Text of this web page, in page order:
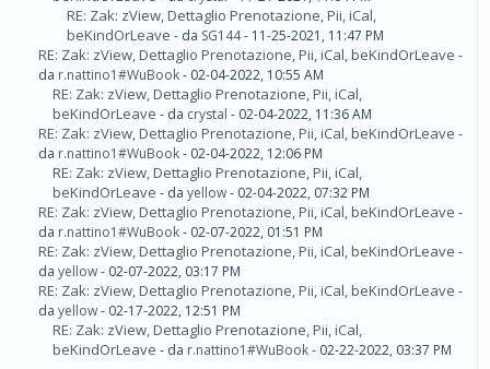
RE: Zak: zView, Dettaglio Prenotazione, Pii, iCal,
beKindOrLeave - da SG144- 11-25-2021, 11:47 PM
RE: Zak: zView, Dettaglio Prenotazione, Pii, iCal, beKindOrLeave -
da r.nattino1#WuBook- 02-04-2022, 10:55 AM
RE: Zak: zView, Dettaglio Prenotazione, Pii, iCal,
beKindOrLeave - da crystal - 02-04-2022, 11:36 AM
RE: Zak: zView, Dettaglio Prenotazione, Pii, iCal, beKindOrLeave -
da r.nattino1#WuBook- 02-04-2022, 12:06 PM
RE: Zak: zView, Dettaglio Prenotazione, Pii, iCal,
beKindOrLeave - da yellow- 02-04-2022, 07:32 PM
RE: Zak: zView, Dettaglio Prenotazione, Pii, iCal, beKindOrLeave -
da r.nattino1#WuBook- 02-07-2022, 01:51 PM
RE: Zak: zView, Dettaglio Prenotazione, Pii, iCal, beKindOrLeave -
da yellow- 02-07-2022, 03:17 PM
RE: Zak: zView, Dettaglio Prenotazione, Pii, iCal, beKindOrLeave -
da yellow- 02-17-2022, 12:51 PM
RE: Zak: zView, Dettaglio Prenotazione, Pii, iCal,
beKindOrLeave - da r.nattino1#WuBook- 02-22-2022, 03:37 PM